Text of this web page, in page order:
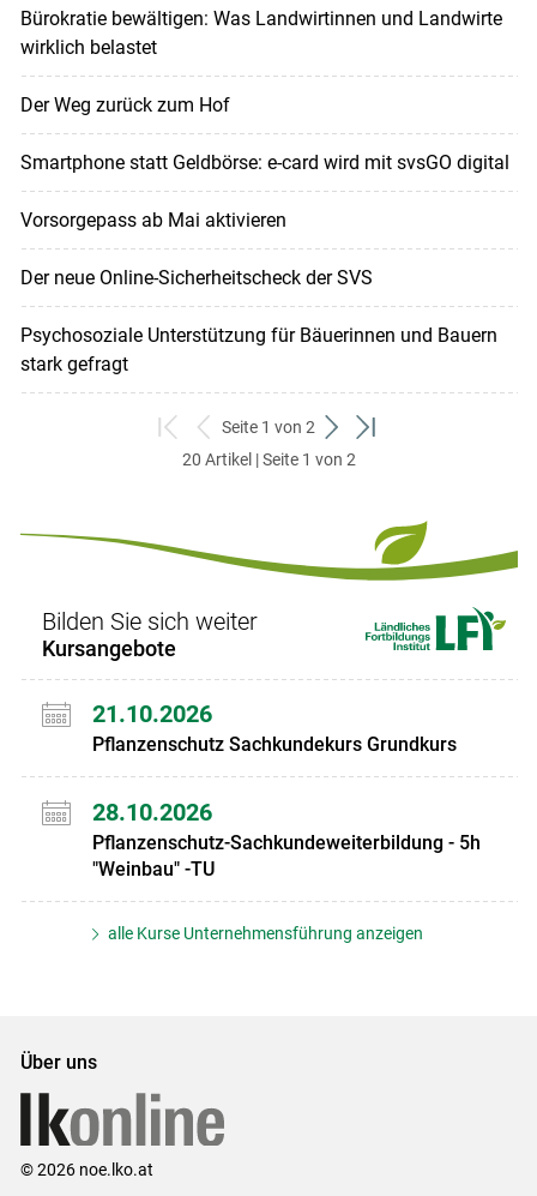
Bürokratie bewältigen: Was Landwirtinnen und Landwirte
wirklich belastet
Der Weg zurück zum Hof
Smartphone statt Geldbörse: e-card wird mit svsGO digital
Vorsorgepass ab Mai aktivieren
Der neue Online-Sicherheitscheck der SVS
Psychosoziale Unterstützung für Bäuerinnen und Bauern
stark gefragt
zum
ersten
zurück
zum
Seite 1 von 2
weiter
zum
zum
20 Artikel | Seite 1 von 2
Bilden Sie sich weiter
Kursangebote
21.10.2026
Pflanzenschutz Sachkundekurs Grundkurs
28.10.2026
Pflanzenschutz-Sachkundeweiterbildung - 5h
"Weinbau" -TU
alle Kurse Unternehmensführung anzeigen
Über uns
© 2026 noe.lko.at